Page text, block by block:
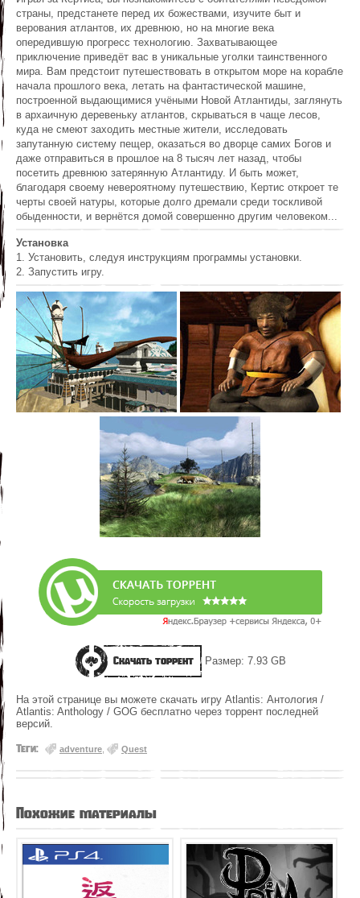
страны, предстанете перед их божествами, изучите быт и
верования атлантов, их древнюю, но на многие века
опередившую прогресс технологию. Захватывающее
приключение приведёт вас в уникальные уголки таинственного
мира. Вам предстоит путешествовать в открытом море на корабле
начала прошлого века, летать на фантастической машине,
построенной выдающимися учёными Новой Атлантиды, заглянуть
в архаичную деревеньку атлантов, скрываться в чаще лесов,
куда не смеют заходить местные жители, исследовать
запутанную систему пещер, оказаться во дворце самих Богов и
даже отправиться в прошлое на 8 тысяч лет назад, чтобы
посетить древнюю затерянную Атлантиду. И быть может,
благодаря своему невероятному путешествию, Кертис откроет те
черты своей натуры, которые долго дремали среди тоскливой
обыденности, и вернётся домой совершенно другим человеком...
Установка
1. Установить, следуя инструкциям программы установки.
2. Запустить игру.
Скачать торрент Размер: 7.93 GB
На этой странице вы можете скачать игру Atlantis: Антология /
Atlantis: Anthology / GOG бесплатно через торрент последней
версий.
Теги: adventure Quest
Похожие материалы